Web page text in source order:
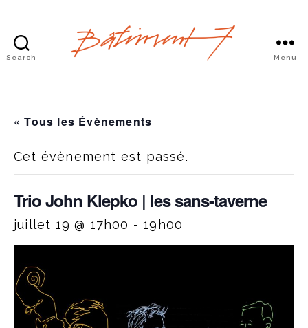
Search Menu
« Tous les Évènements
Cet évènement est passé.
Trio John Klepko | les sans-taverne
juillet 19 @ 17h00 -19h00